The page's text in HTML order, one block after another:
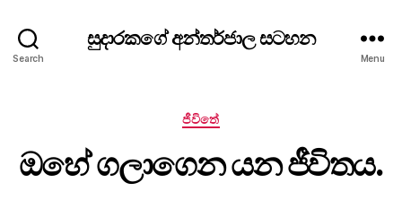
Search
සුදාරකගේ අන්තර්ජාල සටහන
Menu
Categories
ජීවිතේ
ඔහේ ගලාගෙන යන ජීවිතය.